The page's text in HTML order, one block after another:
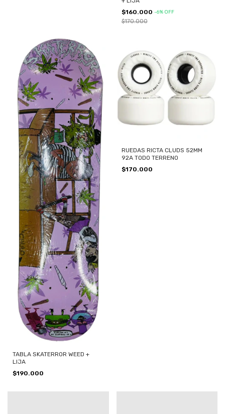
$160.000 -6% OFF
$170.000
TABLA SKATERROR WEED +
LIJA
$190.000
RUEDAS RICTA CLUDS 52MM
92A TODO TERRENO
$170.000